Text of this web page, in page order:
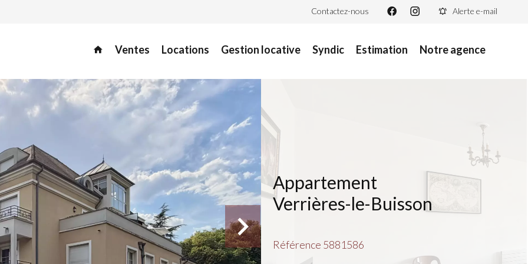
Contactez-nous Alerte e-mail
Ventes Locations Gestion locative Syndic Estimation Notre agence
Appartement
Verrières-le-Buisson
Référence 5881586